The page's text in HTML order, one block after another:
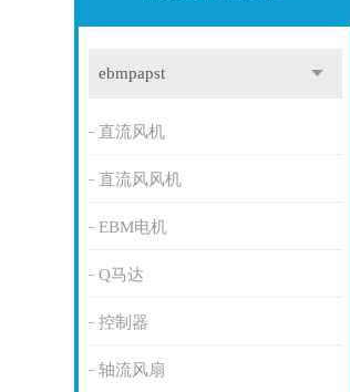
ebmpapst
直流风机
直流风风机
EBM电机
Q马达
控制器
轴流风扇